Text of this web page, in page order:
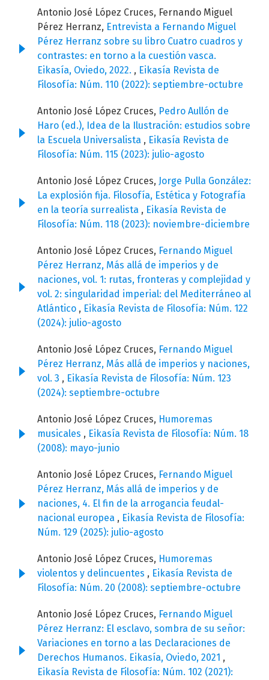
Antonio José López Cruces, Fernando Miguel
Pérez Herranz, Entrevista a Fernando Miguel
Pérez Herranz sobre su libro Cuatro cuadros y
contrastes: en torno a la cuestión vasca.
Eikasía, Oviedo, 2022. , Eikasía Revista de
Filosofía: Núm. 110 (2022): septiembre-octubre
Antonio José López Cruces, Pedro Aullón de
Haro (ed.), Idea de la Ilustración: estudios sobre
la Escuela Universalista , Eikasía Revista de
Filosofía: Núm. 115 (2023): julio-agosto
Antonio José López Cruces, Jorge Pulla González:
La explosión fija. Filosofía, Estética y Fotografía
en la teoría surrealista , Eikasía Revista de
Filosofía: Núm. 118 (2023): noviembre-diciembre
Antonio José López Cruces, Fernando Miguel
Pérez Herranz, Más allá de imperios y de
naciones, vol. 1: rutas, fronteras y complejidad y
vol. 2: singularidad imperial: del Mediterráneo al
Atlántico , Eikasía Revista de Filosofía: Núm. 122
(2024): julio-agosto
Antonio José López Cruces, Fernando Miguel
Pérez Herranz, Más allá de imperios y naciones,
vol. 3 , Eikasía Revista de Filosofía: Núm. 123
(2024): septiembre-octubre
Antonio José López Cruces, Humoremas
musicales , Eikasía Revista de Filosofía: Núm. 18
(2008): mayo-junio
Antonio José López Cruces, Fernando Miguel
Pérez Herranz, Más allá de imperios y de
naciones, 4. El fin de la arrogancia feudal-
nacional europea , Eikasía Revista de Filosofía:
Núm. 129 (2025): julio-agosto
Antonio José López Cruces, Humoremas
violentos y delincuentes , Eikasía Revista de
Filosofía: Núm. 20 (2008): septiembre-octubre
Antonio José López Cruces, Fernando Miguel
Pérez Herranz: El esclavo, sombra de su señor:
Variaciones en torno a las Declaraciones de
Derechos Humanos. Eikasía, Oviedo, 2021 ,
Eikasía Revista de Filosofía: Núm. 102 (2021):